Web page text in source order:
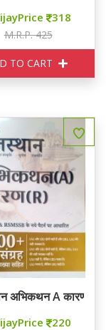
318
M.R.P. 425
TO CART
अभिकथन A कारण R
220